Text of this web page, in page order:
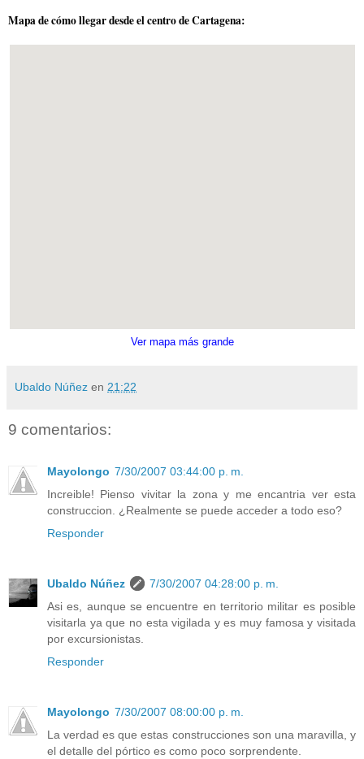
Mapa de cómo llegar desde el centro de Cartagena:
Ver mapa más grande
Ubaldo Núñez en 21:22
9 comentarios:
Mayolongo 7/30/2007 03:44:00 p. m.
Increible! Pienso vivitar la zona y me encantria ver esta
construccion. ¿Realmente se puede acceder a todo eso?
Responder
Ubaldo Núñez
7/30/2007 04:28:00 p. m.
Asi es, aunque se encuentre en territorio militar es posible
visitarla ya que no esta vigilada y es muy famosa y visitada
por excursionistas.
Responder
Mayolongo 7/30/2007 08:00:00 p. m.
La verdad es que estas construcciones son una maravilla, y
el detalle del pórtico es como poco sorprendente.